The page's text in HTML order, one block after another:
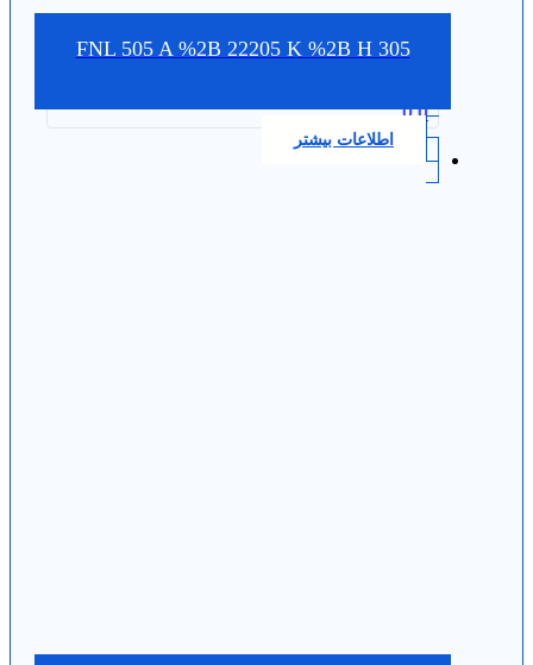
FNL 505 A %2B 22205 K %2B H 305
0.0
اطلاعات بیشتر